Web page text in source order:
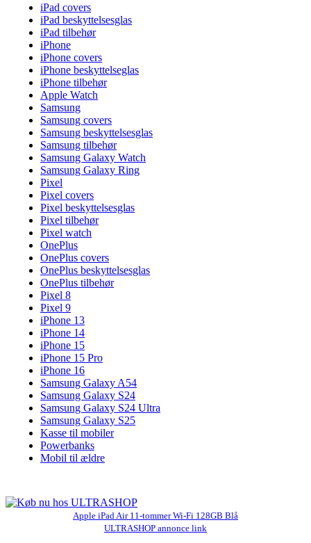
iPad covers
iPad beskyttelsesglas
iPad tilbehør
iPhone
iPhone covers
iPhone beskyttelseglas
iPhone tilbehør
Apple Watch
Samsung
Samsung covers
Samsung beskyttelsesglas
Samsung tilbehør
Samsung Galaxy Watch
Samsung Galaxy Ring
Pixel
Pixel covers
Pixel beskyttelsesglas
Pixel tilbehør
Pixel watch
OnePlus
OnePlus covers
OnePlus beskyttelsesglas
OnePlus tilbehør
Pixel 8
Pixel 9
iPhone 13
iPhone 14
iPhone 15
iPhone 15 Pro
iPhone 16
Samsung Galaxy A54
Samsung Galaxy S24
Samsung Galaxy S24 Ultra
Samsung Galaxy S25
Kasse til mobiler
Powerbanks
Mobil til ældre
Apple iPad Air 11-tommer Wi-Fi 128GB Blå
ULTRASHOP annonce link